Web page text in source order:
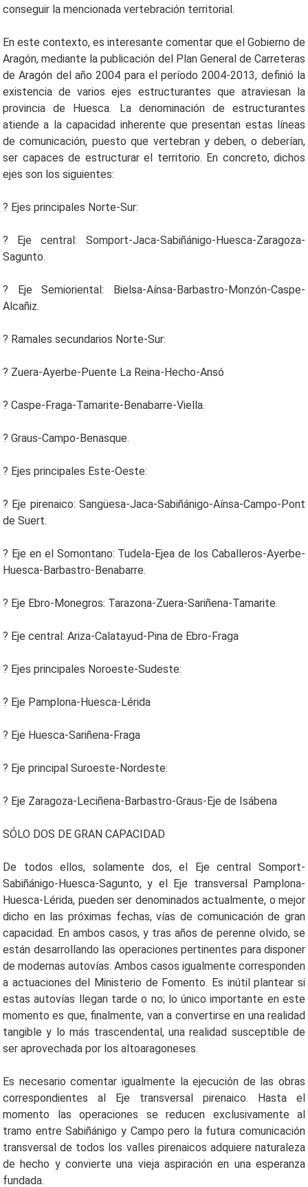
conseguir la mencionada vertebración territorial.
En este contexto, es interesante comentar que el Gobierno de
Aragón, mediante la publicación del Plan General de Carreteras
de Aragón del año 2004 para el período 2004-2013, definió la
existencia de varios ejes estructurantes que atraviesan la
provincia de Huesca. La denominación de estructurantes
atiende a la capacidad inherente que presentan estas líneas
de comunicación, puesto que vertebran y deben, o deberían,
ser capaces de estructurar el territorio. En concreto, dichos
ejes son los siguientes:
? Ejes principales Norte-Sur:
? Eje central: Somport-Jaca-Sabiñánigo-Huesca-Zaragoza-
Sagunto.
? Eje Semioriental: Bielsa-Aínsa-Barbastro-Monzón-Caspe-
Alcañiz.
? Ramales secundarios Norte-Sur:
? Zuera-Ayerbe-Puente La Reina-Hecho-Ansó
? Caspe-Fraga-Tamarite-Benabarre-Viella.
? Graus-Campo-Benasque.
? Ejes principales Este-Oeste:
? Eje pirenaico: Sangüesa-Jaca-Sabiñánigo-Aínsa-Campo-Pont
de Suert.
? Eje en el Somontano: Tudela-Ejea de los Caballeros-Ayerbe-
Huesca-Barbastro-Benabarre.
? Eje Ebro-Monegros: Tarazona-Zuera-Sariñena-Tamarite.
? Eje central: Ariza-Calatayud-Pina de Ebro-Fraga
? Ejes principales Noroeste-Sudeste:
? Eje Pamplona-Huesca-Lérida
? Eje Huesca-Sariñena-Fraga
? Eje principal Suroeste-Nordeste:
? Eje Zaragoza-Leciñena-Barbastro-Graus-Eje de Isábena
SÓLO DOS DE GRAN CAPACIDAD
De todos ellos, solamente dos, el Eje central Somport-
Sabiñánigo-Huesca-Sagunto, y el Eje transversal Pamplona-
Huesca-Lérida, pueden ser denominados actualmente, o mejor
dicho en las próximas fechas, vías de comunicación de gran
capacidad. En ambos casos, y tras años de perenne olvido, se
están desarrollando las operaciones pertinentes para disponer
de modernas autovías. Ambos casos igualmente corresponden
a actuaciones del Ministerio de Fomento. Es inú­til plantear si
estas autovías llegan tarde o no; lo único importante en este
momento es que, finalmente, van a convertirse en una realidad
tangible y lo más trascendental, una realidad susceptible de
ser aprovechada por los altoaragoneses.
Es necesario comentar igualmente la ejecución de las obras
correspondientes al Eje transversal pirenaico. Hasta el
momento las operaciones se reducen exclusivamente al
tramo entre Sabiñánigo y Campo pero la futura comunicación
transversal de todos los valles pirenaicos adquiere naturaleza
de hecho y convierte una vieja aspiración en una esperanza
fundada.